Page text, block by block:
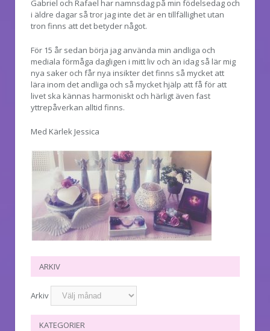
Gabriel och Rafael har namnsdag på min födelsedag och
i äldre dagar så tror jag inte det är en tillfällighet utan
tron finns att det betyder något.
För 15 år sedan börja jag använda min andliga och
mediala förmåga dagligen i mitt liv och än idag så lär mig
nya saker och får nya insikter det finns så mycket att
lära inom det andliga och så mycket hjälp att få för att
livet ska kännas harmoniskt och härligt även fast
yttrepåverkan alltid finns.
Med Kärlek Jessica
ARKIV
Arkiv
KATEGORIER